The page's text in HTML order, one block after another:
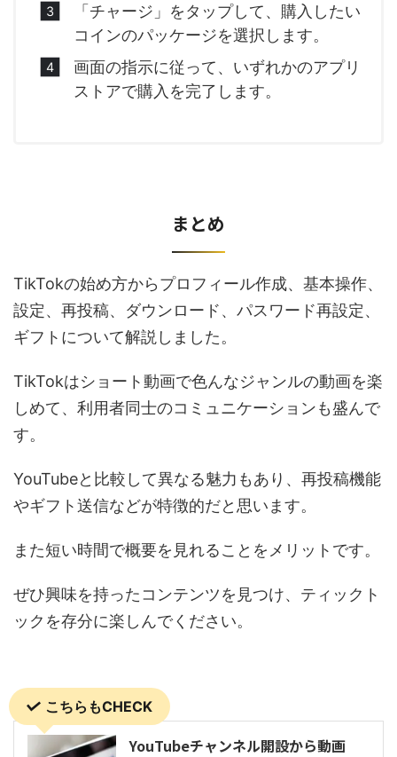
「チャージ」をタップして、購入したい
コインのパッケージを選択します。
画面の指示に従って、いずれかのアプリ
ストアで購入を完了します。
まとめ
TikTokの始め方からプロフィール作成、基本操作、
設定、再投稿、ダウンロード、パスワード再設定、
ギフトについて解説しました。
TikTokはショート動画で色んなジャンルの動画を楽
しめて、利用者同士のコミュニケーションも盛んで
す。
YouTubeと比較して異なる魅力もあり、再投稿機能
やギフト送信などが特徴的だと思います。
また短い時間で概要を見れることをメリットです。
ぜひ興味を持ったコンテンツを見つけ、ティックト
ックを存分に楽しんでください。
こちらもCHECK
YouTubeチャンネル開設から動画